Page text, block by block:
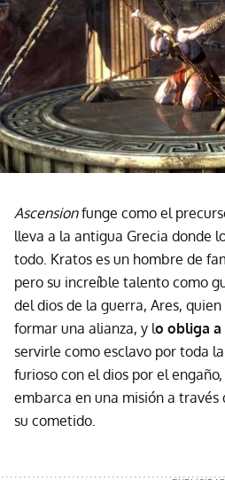
Ascensionfunge como el
lleva a la antigua Grecia donde
todo. Kratos es un hombre de
pero su increíble talento como
del dios de la guerra, Ares,
formar una alianza, y lo obliga a
servirle como esclavo por toda
furioso con el dios por el
embarca en una misión a través
su cometido.